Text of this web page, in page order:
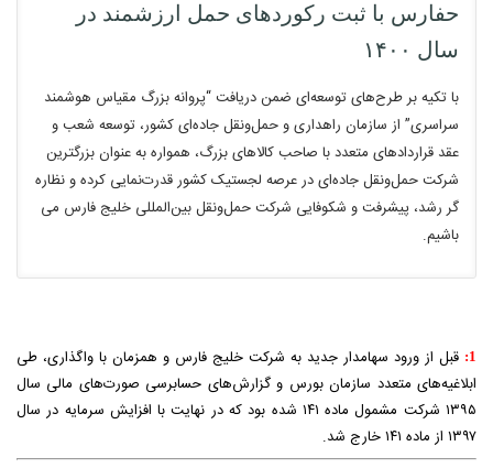
حفارس با ثبت رکوردهای حمل ارزشمند در
سال ۱۴۰۰
با تکیه بر طرح‌های توسعه‌ای ضمن دریافت “پروانه بزرگ مقیاس هوشمند
سراسری” از سازمان راهداری و حمل‌و‌نقل جاده‌ای کشور، توسعه شعب و
عقد قراردادهای متعدد با صاحب کالاهای بزرگ، همواره به عنوان بزرگترین
شرکت حمل‌و‌نقل جاده‌ای در عرصه لجستیک کشور قدرت‌نمایی کرده و نظاره
گر رشد، پیشرفت و شکوفایی شرکت حمل‌و‌نقل بین‌المللی خلیج فارس می
باشیم.
1:
قبل از ورود سهامدار جدید به شرکت خلیج فارس و همزمان با واگذاری، طی
ابلاغیه‌های متعدد سازمان بورس و گزارش‌های حسابرسی صورت‌های مالی سال
۱۳۹۵ شرکت مشمول ماده ۱۴۱ شده بود که در نهایت با افزایش سرمایه در سال
۱۳۹۷ از ماده ۱۴۱ خارج شد.